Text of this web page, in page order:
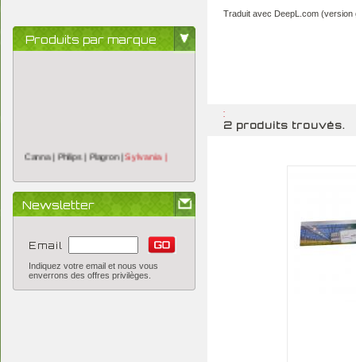
Produits par marque
Newsletter
Email
Indiquez votre email et nous vous
enverrons des offres privilèges.
Traduit avec DeepL.com (version
:
2 produits trouvés.